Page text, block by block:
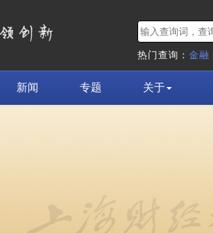
热门查询： 金融
新闻 专题 关于